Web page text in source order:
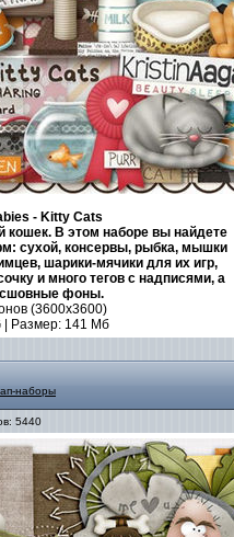
- Kitty Cats
В этом наборе вы найдете
сухой, консервы, рыбка, мышки
шарики-мячики для их игр,
и много тегов с надписями, а
фоны.
(3600х3600)
| Размер: 141 Mб
наборы
5440